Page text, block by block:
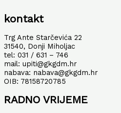
kontakt
Trg Ante Starčevića 22
31540, Donji Miholjac
tel: 031 / 631 – 746
mail: upiti@gkgdm.hr
nabava: nabava@gkgdm.hr
OIB: 78158720785
RADNO VRIJEME